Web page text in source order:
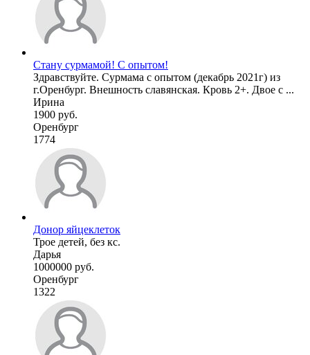
Стану сурмамой! С опытом!
Здравствуйте. Сурмама с опытом (декабрь 2021г) из
г.Оренбург. Внешность славянская. Кровь 2+. Двое с ...
Ирина
1900 руб.
Оренбург
1774
Донор яйцеклеток
Трое детей, без кс.
Дарья
1000000 руб.
Оренбург
1322